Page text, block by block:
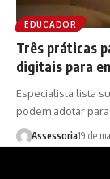
EDUCADOR
Três práticas
digitais para
Especialista lista
podem adotar
Assessoria19 de